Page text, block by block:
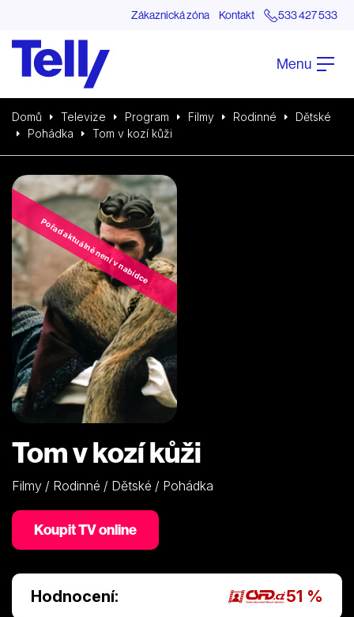
Zákaznická zóna Kontakt 533 427 533
Menu
Domů Televize Program Filmy Rodinné
Dětské
Pohádka
Tom v kozí kůži
Pořad aktuálně není v nabídce
Tom v kozí kůži
Filmy / Rodinné / Dětské / Pohádka
Koupit TV online
Hodnocení: 51 %